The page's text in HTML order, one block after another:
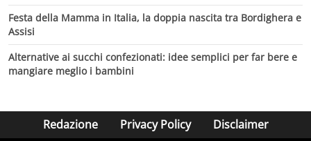
Festa della Mamma in Italia, la doppia nascita tra Bordighera e
Assisi
Alternative ai succhi confezionati: idee semplici per far bere e
mangiare meglio i bambini
Redazione Privacy Policy Disclaimer